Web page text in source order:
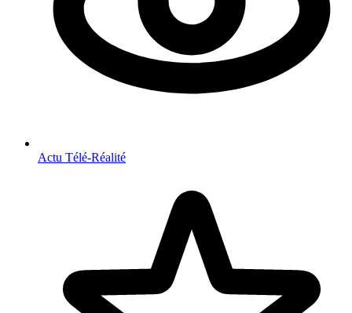
Actu Télé-Réalité